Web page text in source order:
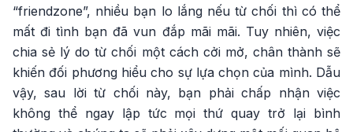
“friendzone”, nhiều bạn lo lắng nếu từ chối thì có thể
mất đi tình bạn đã vun đắp mãi mãi. Tuy nhiên, việc
chia sẻ lý do từ chối một cách cởi mở, chân thành sẽ
khiến đối phương hiểu cho sự lựa chọn của mình. Dẫu
vậy, sau lời từ chối này, bạn phải chấp nhận việc
không thể ngay lập tức mọi thứ quay trở lại bình